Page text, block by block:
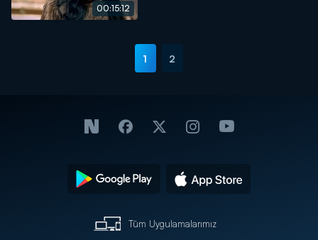
00:15:12
1 2
Tüm Uygulamalarımız